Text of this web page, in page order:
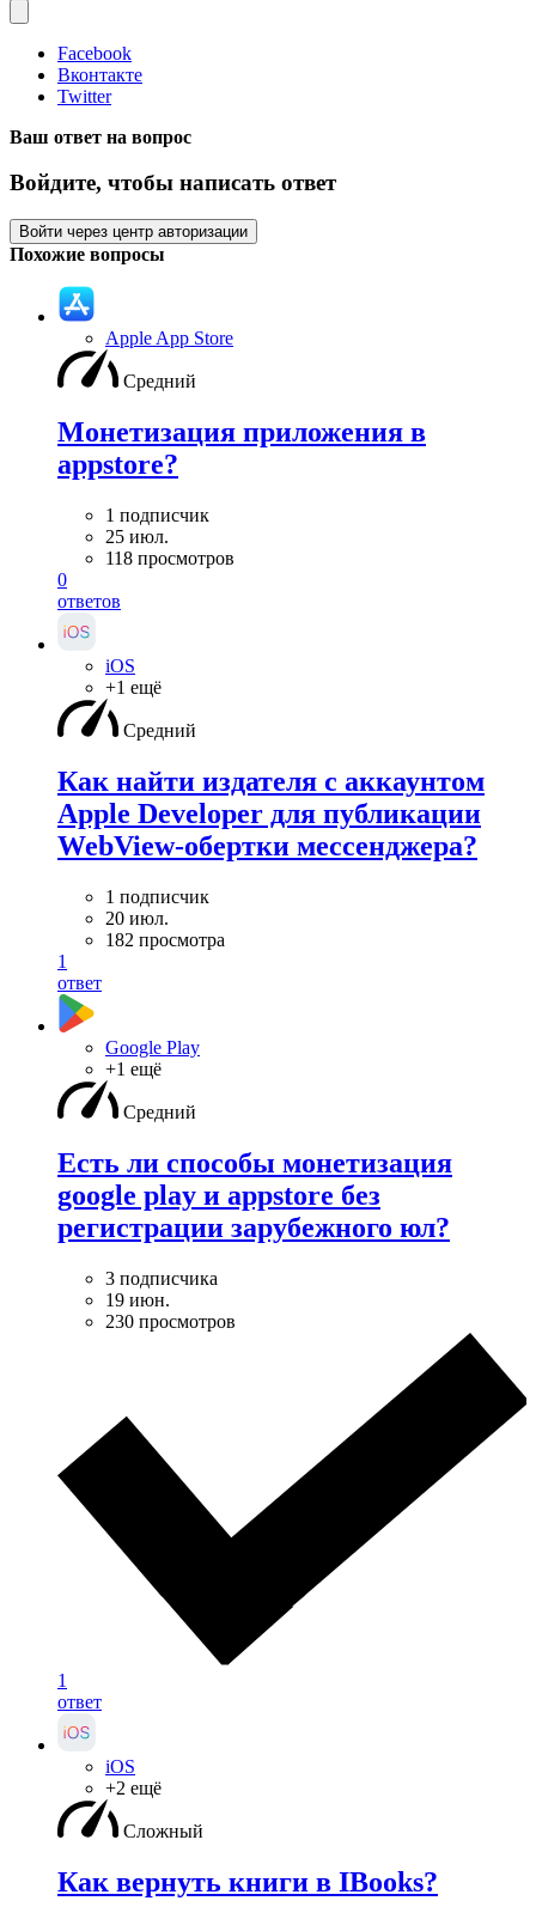
Facebook
Вконтакте
Twitter
Ваш ответ на вопрос
Войдите, чтобы написать ответ
Войти через центр авторизации
Похожие вопросы
Apple App Store
Средний
Монетизация приложения в
appstore?
1 подписчик
25 июл.
118 просмотров
0
ответов
iOS
+1 ещё
Средний
Как найти издателя с аккаунтом
Apple Developer для публикации
WebView-обертки мессенджера?
1 подписчик
20 июл.
182 просмотра
1
ответ
Google Play
+1 ещё
Средний
Есть ли способы монетизация
google play и appstore без
регистрации зарубежного юл?
3 подписчика
19 июн.
230 просмотров
1
ответ
iOS
+2 ещё
Сложный
Как вернуть книги в IBooks?